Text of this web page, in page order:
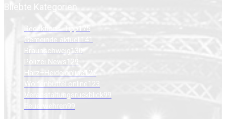
Bliebte Kategorien
Redaktions-Tipp
175
Gemeinde aktuell
141
Braunschweig130
Polizei News
129
Harz+Heide.online
127
Wolfenbüttel.online
123
Veranstaltungsrückblick99
Feuerwehren 99